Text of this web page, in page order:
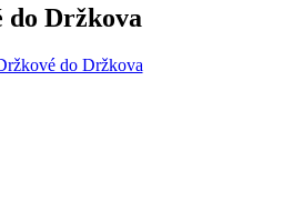
do Držkova